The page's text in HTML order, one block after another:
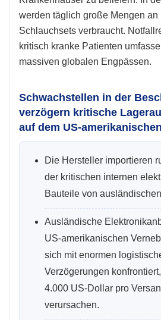
werden täglich große Mengen an
Schlauchsets verbraucht.
kritisch kranke Patienten
massiven globalen Engpässen.
Schwachstellen in der
verzögern kritische
auf dem US-
Die Hersteller importieren
der kritischen internen
Bauteile von
Ausländische
US-amerikanischen
sich mit enormen
Verzögerungen
4.000 US-Dollar pro
verursachen.